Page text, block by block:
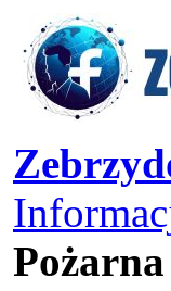
Pożarna